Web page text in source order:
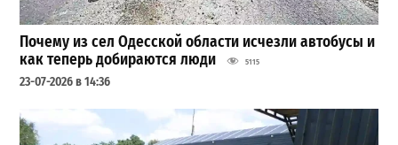
Почему из сел Одесской области исчезли автобусы и
как теперь добираются люди
5115
23-07-2026 в 14:36